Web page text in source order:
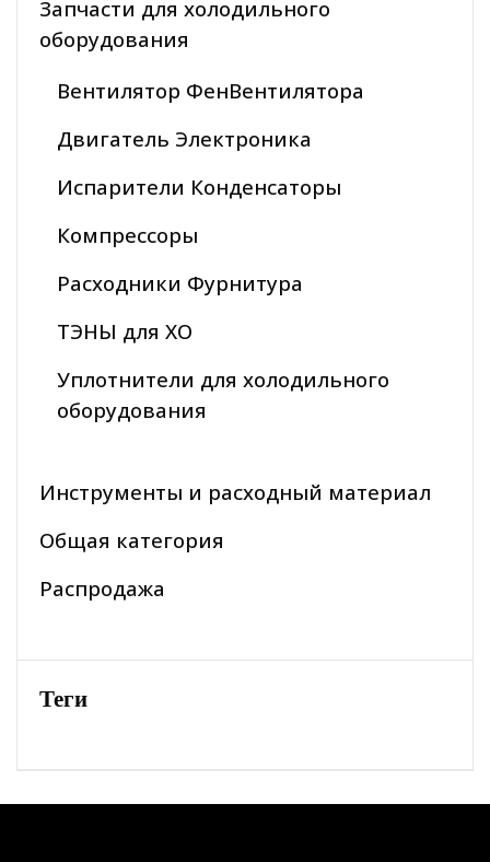
Запчасти для холодильного
оборудования
Вентилятор ФенВентилятора
Двигатель Электроника
Испарители Конденсаторы
Компрессоры
Расходники Фурнитура
ТЭНЫ для ХО
Уплотнители для холодильного
оборудования
Инструменты и расходный материал
Общая категория
Распродажа
Теги